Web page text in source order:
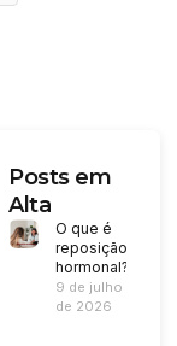
Posts em
Alta
O que é
reposição
hormonal?
9 de julho
de 2026